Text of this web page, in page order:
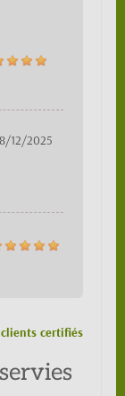
12/2025
certifiés